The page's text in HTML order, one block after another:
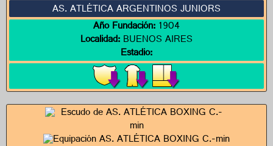
AS. ATLÉTICA ARGENTINOS JUNIORS
Año Fundación:1904
Localidad:BUENOS AIRES
Estadio: